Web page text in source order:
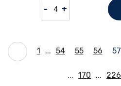
- +
1 ... 54 55 56 57
... 170 ... 226